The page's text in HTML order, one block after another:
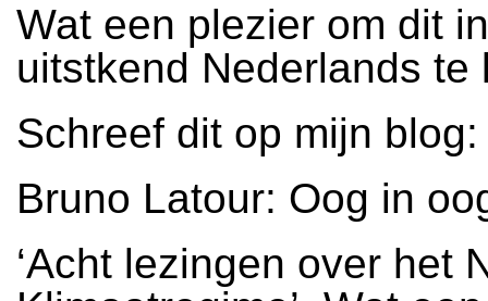
Wat een plezier om dit
uitstkend Nederlands te
Schreef dit op mijn blog:
Bruno Latour: Oog in
‘Acht lezingen over het